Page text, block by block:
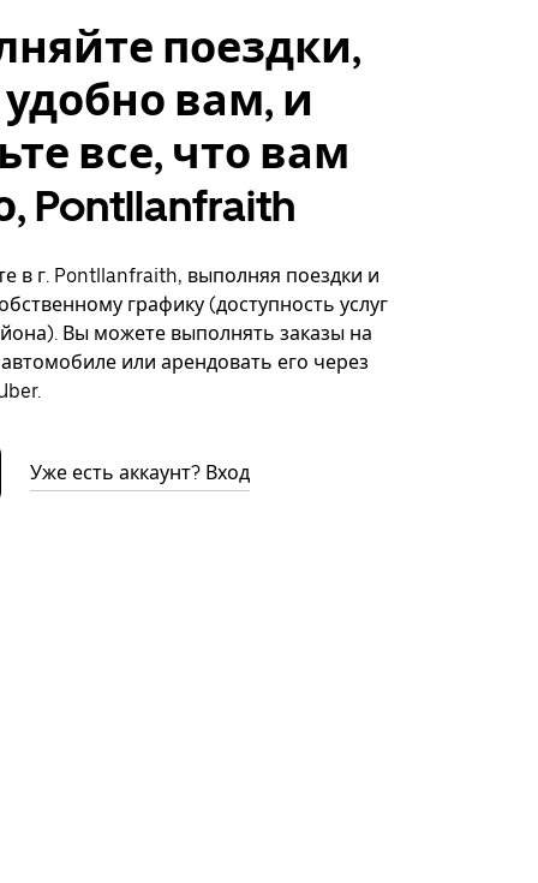
поездки,
удобно вам, и
все, что вам
Pontllanfraith
в г. Pontllanfraith, выполняя поездки и
графику (доступность услуг
Вы можете выполнять заказы на
или арендовать его через
Уже есть аккаунт? Вход